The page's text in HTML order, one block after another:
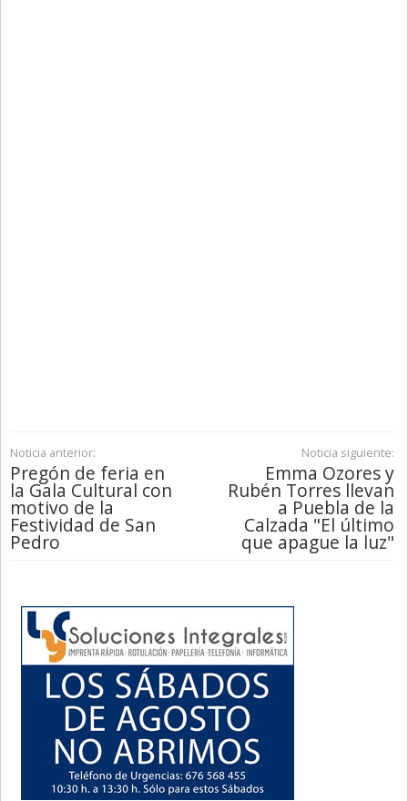
Noticia anterior:
Pregón de feria en
la Gala Cultural con
motivo de la
Festividad de San
Pedro
Noticia siguiente:
Emma Ozores y
Rubén Torres llevan
a Puebla de la
Calzada "El último
que apague la luz"